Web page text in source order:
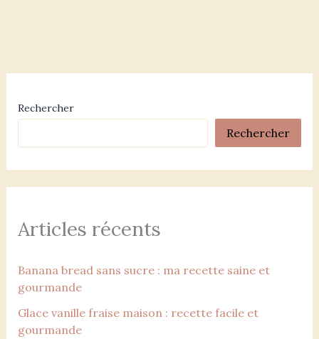
Rechercher
Rechercher
Articles récents
Banana bread sans sucre : ma recette saine et
gourmande
Glace vanille fraise maison : recette facile et
gourmande